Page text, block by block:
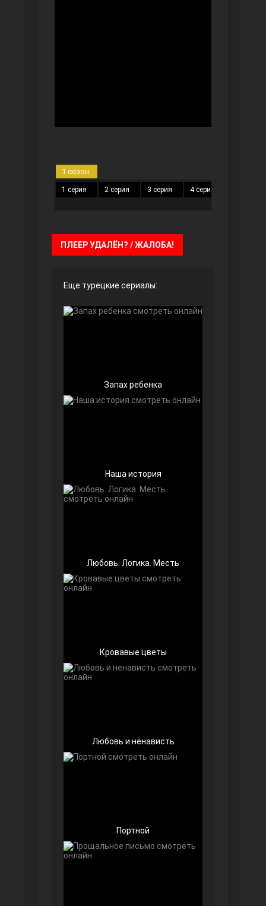
Красивее, чем ты
Чёрно-белая любовь
Далекий город
1 сезон
1 серия 2 серия 3 серия 4 серия
ПЛЕЕР УДАЛЁН? / ЖАЛОБА!
Еще турецкие сериалы:
Запах ребенка
Наша история
Любовь. Логика. Месть
Кровавые цветы
Любовь и ненависть
Портной